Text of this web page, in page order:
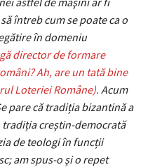
întreb cum se poate ca o
în domeniu
director de formare
Ah, are un tată bine
Loteriei Române). Acum
pare că tradiția bizantină a
creștin-democrată
de teologi în funcții
am spus-o şi o repet